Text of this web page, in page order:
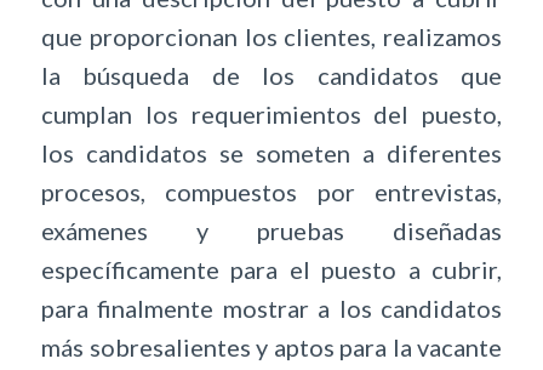
que proporcionan los clientes, realizamos
la búsqueda de los candidatos que
cumplan los requerimientos del puesto,
los candidatos se someten a diferentes
procesos, compuestos por entrevistas,
exámenes y pruebas diseñadas
específicamente para el puesto a cubrir,
para finalmente mostrar a los candidatos
más sobresalientes y aptos para la vacante